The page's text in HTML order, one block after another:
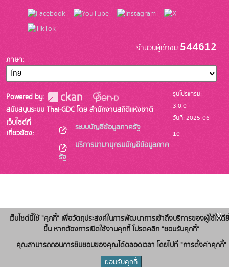
จำนวนผู้เข้าชม 544612
ภาษา
Powered by:
สนับสนุนระบบ Thai-GDC โดย สำนักงานสถิติแห่งชาติ
เว็บไซต์ที่
เกี่ยวข้อง:
ระบบบัญชีข้อมูลภาครัฐ
บริการนามานุกรมบัญชีข้อมูลภาค
รัฐ
รุ่นโปรแกรม:
3.0.0
วันที่: 2025-06-
10
เว็บไซต์นี้ใช้ "คุกกี้" เพื่อวัตถุประสงค์ในการพัฒนาการเข้าถึงบริการของผู้ใช้ให้ดี
ขึ้น หากต้องการเปิดใช้งานคุกกี้ โปรดคลิก "ยอมรับคุกกี้"
คุณสามารถถอนการยินยอมของคุณได้ตลอดเวลา โดยไปที่ "การตั้งค่าคุกกี้"
ยอมรับคุกกี้
x